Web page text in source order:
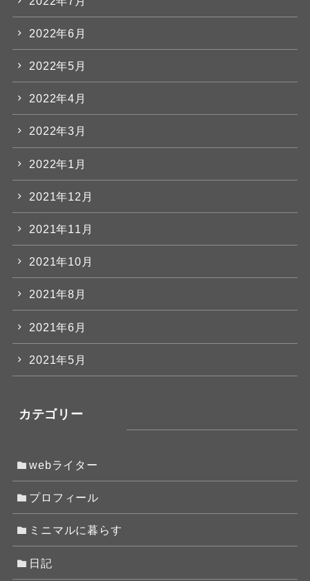
2022年6月
2022年5月
2022年4月
2022年3月
2022年1月
2021年12月
2021年11月
2021年10月
2021年8月
2021年6月
2021年5月
カテゴリー
webライター
プロフィール
ミニマルに暮らす
日記